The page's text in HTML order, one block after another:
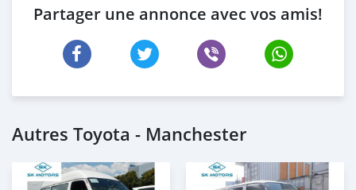
Partager une annonce avec vos amis!
Autres Toyota - Manchester